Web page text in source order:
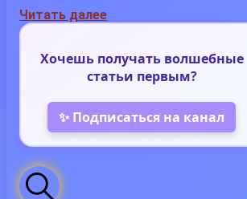
Читать далее
Хочешь получать волшебные
статьи первым?
✨ Подписаться на канал